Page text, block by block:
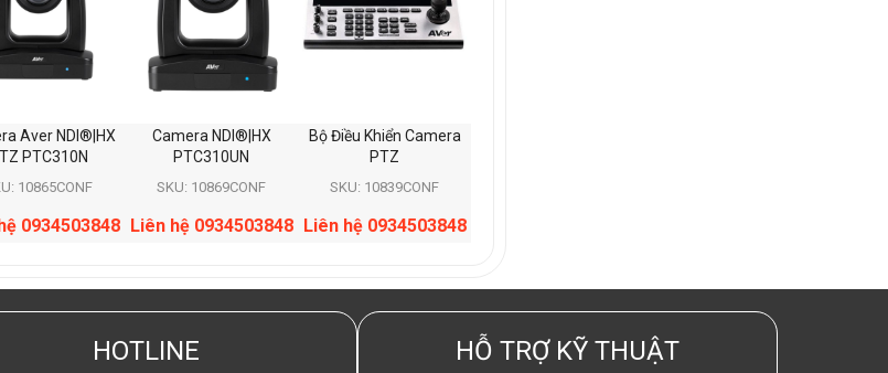
Aver NDI®|HX
PTC310N
10865CONF
0934503848
Camera NDI®|HX
PTC310UN
SKU: 10869CONF
Liên hệ 0934503848
Bộ Điều Khiển Camera
PTZ
SKU: 10839CONF
Liên hệ 0934503848
HOTLINE
HỖ TRỢ KỸ THUẬT